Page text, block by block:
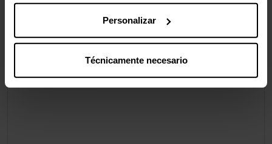
Personalizar
Técnicamente necesario